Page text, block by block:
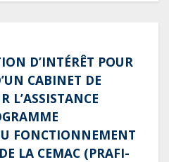
D’INTÉRÊT POUR
CABINET DE
L’ASSISTANCE
FONCTIONNEMENT
LA CEMAC (PRAFI-